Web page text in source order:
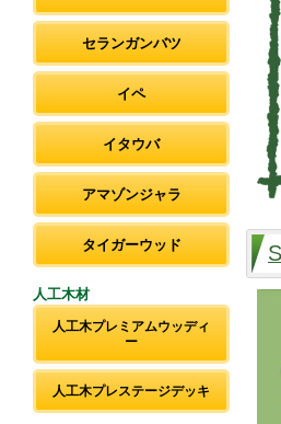
セランガンバツ
イペ
イタウバ
アマゾンジャラ
タイガーウッド
人工木材
人工木プレミアムウッディ
ー
人工木プレステージデッキ